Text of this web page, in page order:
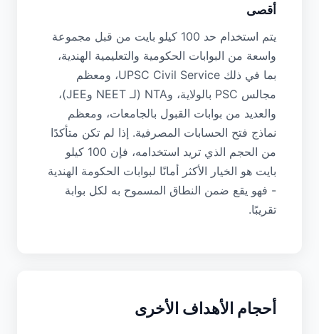
أقصى
يتم استخدام حد 100 كيلو بايت من قبل مجموعة
واسعة من البوابات الحكومية والتعليمية الهندية،
بما في ذلك UPSC Civil Service، ومعظم
مجالس PSC بالولاية، وNTA (لـ NEET وJEE)،
والعديد من بوابات القبول بالجامعات، ومعظم
نماذج فتح الحسابات المصرفية. إذا لم تكن متأكدًا
من الحجم الذي تريد استخدامه، فإن 100 كيلو
بايت هو الخيار الأكثر أمانًا لبوابات الحكومة الهندية
- فهو يقع ضمن النطاق المسموح به لكل بوابة
تقريبًا.
أحجام الأهداف الأخرى